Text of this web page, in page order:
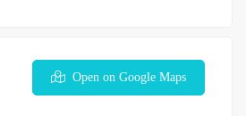
Open on Google Maps